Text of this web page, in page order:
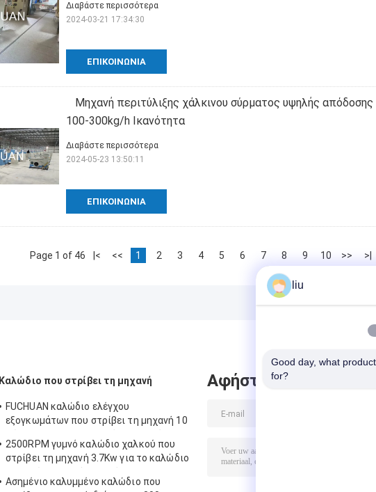
ΕΠΙΚΟΙΝΩΝΊΑ
Διαβάστε περισσότερα
2024-03-21 17:34:30
Μηχανή περιτύλιξης χάλκινου σύρματος υψηλής
100-300kg/h Ικανότητα
ΕΠΙΚΟΙΝΩΝΊΑ
Διαβάστε περισσότερα
2024-05-23 13:50:11
Page 1 of 46 |< << 1 2 3 4 5 6 7 8 9 10 >> >|
Καλώδιο που στρίβει τη μηχανή
FUCHUAN καλώδιο ελέγχου
εξογκωμάτων που στρίβει τη μηχανή 10
συστροφής
2500RPM γυμνό καλώδιο χαλκού που
στρίβει τη μηχανή 3.7Kw για το καλώδιο
Ασημένιο καλυμμένο καλώδιο που
Αφήστε μήνυμα
liu
Good day, what
for?